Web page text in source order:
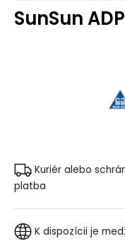
SunSun
Kuriér alebo
platba
K dispozícii je